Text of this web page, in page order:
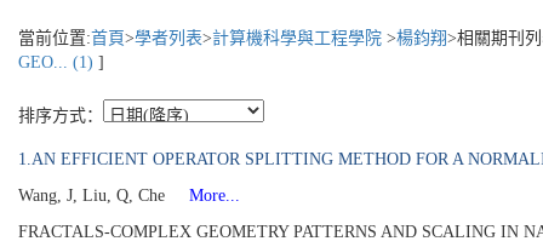
當前位置:首頁>學者列表>計算機科學與工程學院 >楊鈞翔>相關期刊
GEO... (1) ]
排序方式：
1.AN EFFICIENT OPERATOR SPLITTING METHOD FOR A
Wang, J, Liu, Q, Che
More...
FRACTALS-COMPLEX GEOMETRY PATTERNS AND SCALING IN